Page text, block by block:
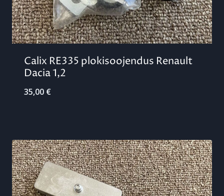
Calix RE335 plokisoojendus Renault
Dacia 1,2
35,00 €